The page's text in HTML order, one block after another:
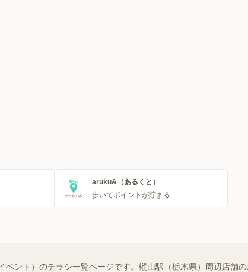
aruku&（あるくと）
歩いてポイントが貯まる
ベント）のチラシ一覧ページです。樅山駅（栃木県）周辺店舗